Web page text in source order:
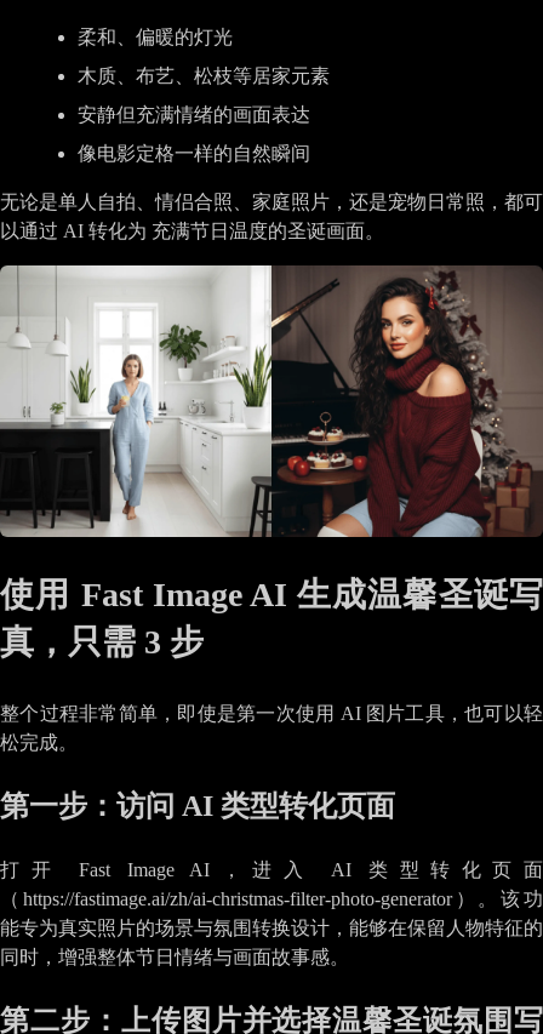
柔和、偏暖的灯光
木质、布艺、松枝等居家元素
安静但充满情绪的画面表达
像电影定格一样的自然瞬间
无论是单人自拍、情侣合照、家庭照片，还是宠物日常照，都可
以通过 AI 转化为 充满节日温度的圣诞画面。
使用 Fast Image AI 生成温馨圣诞写
真，只需 3 步
整个过程非常简单，即使是第一次使用 AI 图片工具，也可以轻
松完成。
第一步：访问 AI 类型转化页面
打开 Fast Image AI，进入 AI 类型转化页面
（https://fastimage.ai/zh/ai-christmas-filter-photo-generator）。该功
能专为真实照片的场景与氛围转换设计，能够在保留人物特征的
同时，增强整体节日情绪与画面故事感。
第二步：上传图片并选择温馨圣诞氛围写